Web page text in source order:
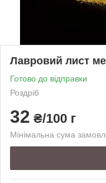
Лавровий лист
Готово до відправки
Роздріб
32 ₴/100 г
Мінімальна сума